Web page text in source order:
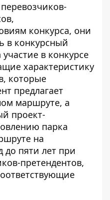
конкурса, они
в конкурсный
в конкурсе
характеристику
которые
предлагает
маршруте, а
проект-
парка
на
пяти лет при
претендентов,